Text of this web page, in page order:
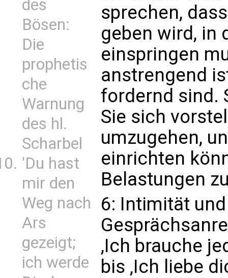
des
Bösen:
Die
prophetis
che
Warnung
des hl.
Scharbel
'Du hast
mir den
Weg nach
Ars
gezeigt;
ich werde
sprechen,
geben wird, in
einspringen
anstrengend
fordernd sind.
Sie sich
umzugehen,
einrichten
Belastungen
6: Intimität
,Ich brauche
bis ‚Ich liebe